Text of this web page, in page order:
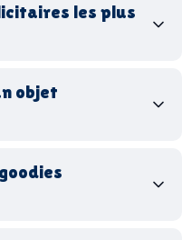
les plus
bags publicitaires
goodies hi-tech
objet